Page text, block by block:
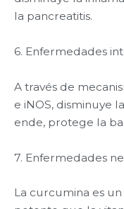
la pancreatitis.
6. Enfermedades
A través de
e iNOS, disminuye
ende, protege la
7. Enfermedades
La curcumina es